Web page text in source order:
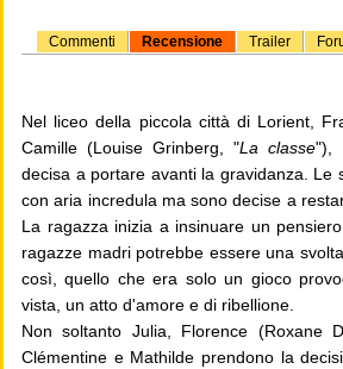
Commenti Recensione Trailer
Nel liceo della piccola città di Lorient,
Camille (Louise Grinberg, "La classe"),
decisa a portare avanti la gravidanza. Le
con aria incredula ma sono decise a
La ragazza inizia a insinuare un
ragazze madri potrebbe essere una
così, quello che era solo un gioco
vista, un atto d'amore e di ribellione.
Non soltanto Julia, Florence (Roxane
Clémentine e Mathilde prendono la